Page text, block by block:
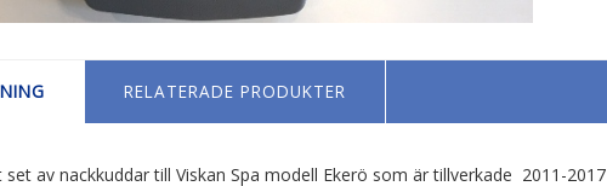
RELATERADE PRODUKTER
set av nackkuddar till Viskan Spa modell Ekerö som är tillverkade 2011-2017